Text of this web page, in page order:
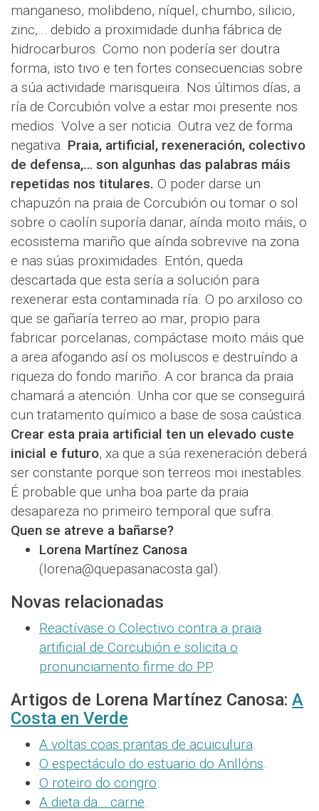
manganeso, molibdeno, níquel, chumbo, silicio,
zinc,… debido a proximidade dunha fábrica de
hidrocarburos. Como non podería ser doutra
forma, isto tivo e ten fortes consecuencias sobre
a súa actividade marisqueira. Nos últimos días, a
ría de Corcubión volve a estar moi presente nos
medios. Volve a ser noticia. Outra vez de forma
negativa. Praia, artificial, rexeneración, colectivo
de defensa,… son algunhas das palabras máis
repetidas nos titulares. O poder darse un
chapuzón na praia de Corcubión ou tomar o sol
sobre o caolín suporía danar, aínda moito máis, o
ecosistema mariño que aínda sobrevive na zona
e nas súas proximidades. Entón, queda
descartada que esta sería a solución para
rexenerar esta contaminada ría. O po arxiloso co
que se gañaría terreo ao mar, propio para
fabricar porcelanas, compáctase moito máis que
a area afogando así os moluscos e destruíndo a
riqueza do fondo mariño. A cor branca da praia
chamará a atención. Unha cor que se conseguirá
cun tratamento químico a base de sosa caústica.
Crear esta praia artificial ten un elevado custe
inicial e futuro, xa que a súa rexeneración deberá
ser constante porque son terreos moi inestables.
É probable que unha boa parte da praia
desapareza no primeiro temporal que sufra.
Quen se atreve a bañarse?
Lorena Martínez Canosa
(lorena@quepasanacosta.gal).
Novas relacionadas
Reactívase o Colectivo contra a praia
artificial de Corcubión e solicita o
pronunciamento firme do PP.
Artigos de Lorena Martínez Canosa: A
Costa en Verde
A voltas coas prantas de acuiculura.
O espectáculo do estuario do Anllóns.
O roteiro do congro.
A dieta da… carne.